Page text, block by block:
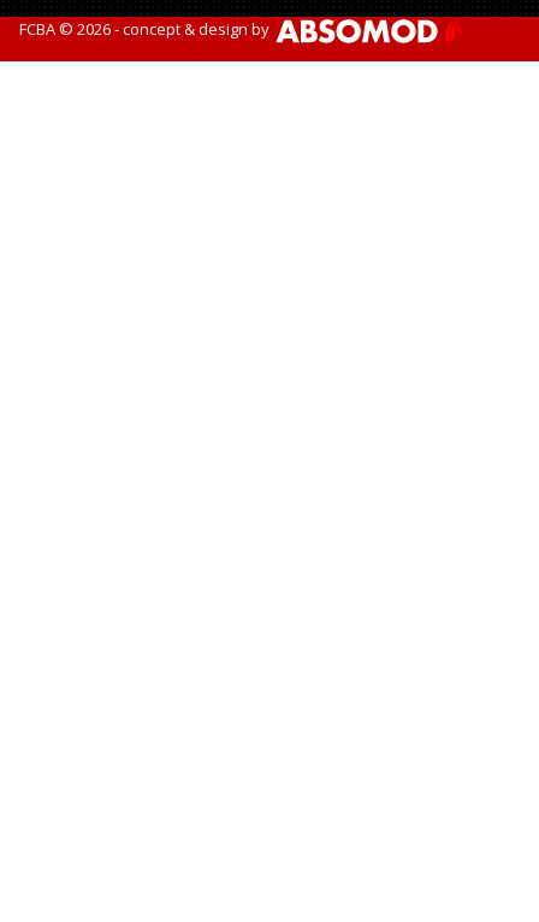
FCBA © 2026 - concept & design by